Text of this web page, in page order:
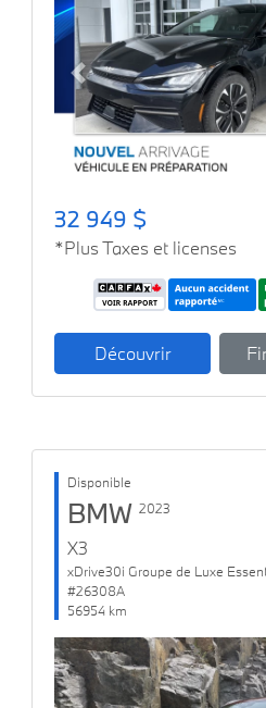
Previous
32 949 $
*Plus Taxes et licenses
Découvrir
Disponible
BMW 2023
X3
xDrive30i Groupe de Luxe
#26308A
56954 km